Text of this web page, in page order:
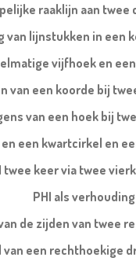
raaklijn aan twee
van lijnstukken in een
vijfhoek en
van een koorde bij
van een hoek bij
een kwartcirkel en
twee keer via twee
PHI als
de zijden van twee
een rechthoekige